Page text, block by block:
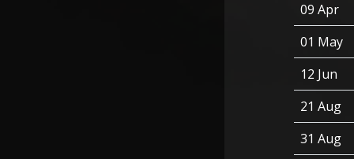
09 Apr
01 May
12 Jun
21 Aug
31 Aug